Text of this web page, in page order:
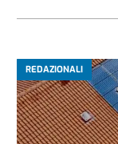
REDAZIONALI